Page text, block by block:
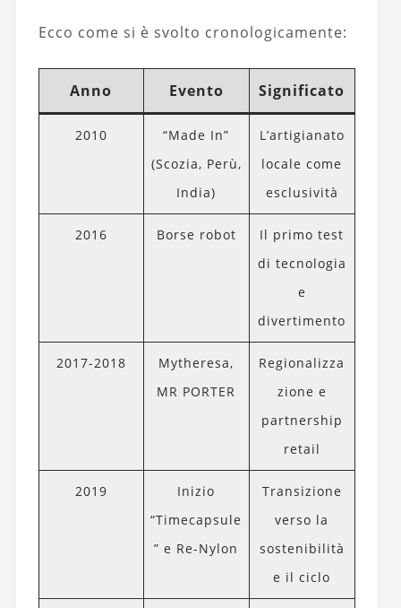
Ecco come si è svolto cronologicamente:
Anno Evento Significato
2010
“Made In”
(Scozia, Perù,
India)
L’artigianato
locale come
esclusività
2016 Borse robot
Il primo test
di tecnologia
e
divertimento
2017-2018
Mytheresa,
MR PORTER
Regionalizza
zione e
partnership
retail
2019
Inizio
“Timecapsule
” e Re-Nylon
Transizione
verso la
sostenibilità
e il ciclo